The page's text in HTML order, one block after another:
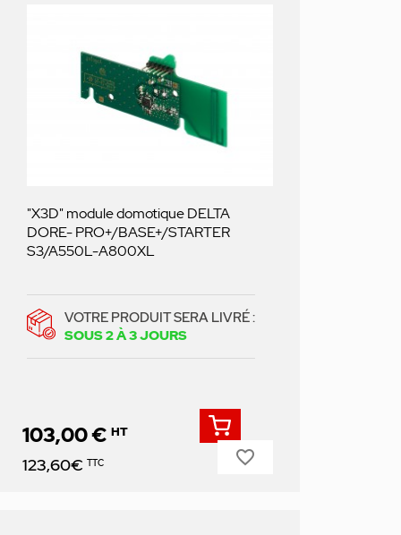
"X3D" module domotique DELTA
DORE- PRO+/BASE+/STARTER
S3/A550L-A800XL
VOTRE PRODUIT SERA LIVRÉ :
SOUS 2 À 3 JOURS
Prix
103,00 € HT
123,60€ TTC favorite_border